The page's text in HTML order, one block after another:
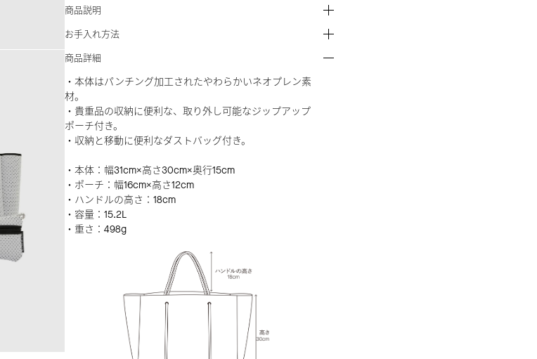
商品説明
お手入れ方法
商品詳細
・本体はパンチング加工されたやわらかいネオプレン素
材。
・貴重品の収納に便利な、取り外し可能なジップアップ
ポーチ付き。
・収納と移動に便利なダストバッグ付き。
・本体：幅31cm×高さ30cm×奥行15cm
・ポーチ：幅16cm×高さ12cm
・ハンドルの高さ：18cm
・容量：15.2L
・重さ：498g